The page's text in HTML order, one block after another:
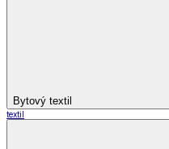
Bytový textil
textil